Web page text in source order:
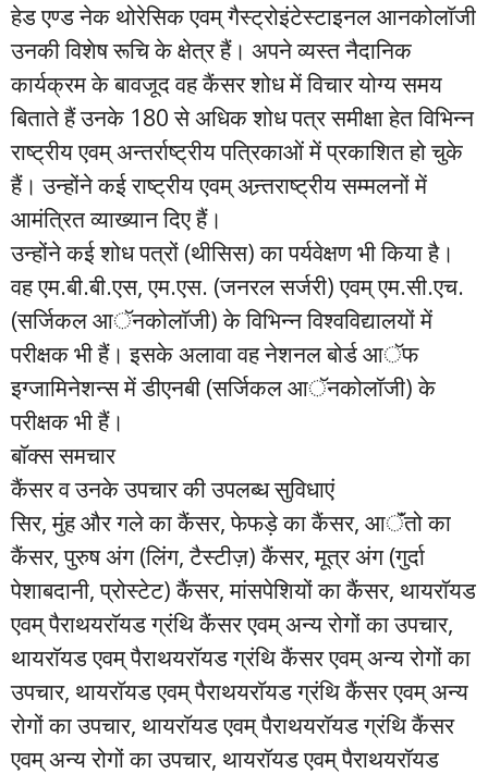
हेड एण्ड नेक थोरेसिक एवम् गैस्ट्रोइंटेस्टाइनल आनकोलाॅजी
उनकी विशेष रूचि के क्षेत्र हैं। अपने व्यस्त नैदानिक
कार्यक्रम के बावजूद वह कैंसर शोध में विचार योग्य समय
बिताते हैं उनके 180 से अधिक शोध पत्र समीक्षा हेत विभिन्न
राष्ट्रीय एवम् अन्तर्राष्ट्रीय पत्रिकाओं में प्रकाशित हो चुके
हैं। उन्होंने कई राष्ट्रीय एवम् अन्र्तराष्ट्रीय सम्मलनों में
आमंत्रित व्याख्यान दिए हैं।
उन्होंने कई शोध पत्रों (थीसिस) का पर्यवेक्षण भी किया है।
वह एम.बी.बी.एस, एम.एस. (जनरल सर्जरी) एवम् एम.सी.एच.
(सर्जिकल आॅनकोलाॅजी) के विभिन्न विश्वविद्यालयों में
परीक्षक भी हैं। इसके अलावा वह नेशनल बोर्ड आॅफ
इग्जामिनेशन्स में डीएनबी (सर्जिकल आॅनकोलाॅजी) के
परीक्षक भी हैं।
बाॅक्स समचार
कैंसर व उनके उपचार की उपलब्ध सुविधाएं
सिर, मुंह और गले का कैंसर, फेफड़े का कैंसर, आॅंतो का
कैंसर, पुरुष अंग (लिंग, टैस्टीज़) कैंसर, मूत्र अंग (गुर्दा
पेशाबदानी, प्रोस्टेट) कैंसर, मांसपेशियों का कैंसर, थायराॅयड
एवम् पैराथयराॅयड ग्रंथि कैंसर एवम् अन्य रोगों का उपचार,
थायराॅयड एवम् पैराथयराॅयड ग्रंथि कैंसर एवम् अन्य रोगों का
उपचार, थायराॅयड एवम् पैराथयराॅयड ग्रंथि कैंसर एवम् अन्य
रोगों का उपचार, थायराॅयड एवम् पैराथयराॅयड ग्रंथि कैंसर
एवम् अन्य रोगों का उपचार, थायराॅयड एवम् पैराथयराॅयड